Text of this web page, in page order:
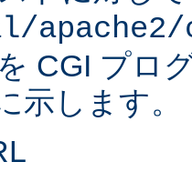
CGI プロ
示します。